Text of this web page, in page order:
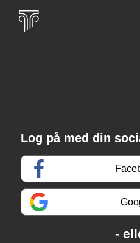
Log på med din